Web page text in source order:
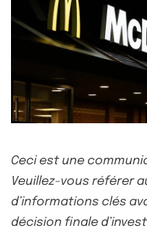
Ceci est une
Veuillez-vous référer
d’informations clés
décision finale